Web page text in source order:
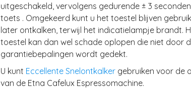
uitgeschakeld, vervolgens gedurende ± 3
toets . Omgekeerd kunt u het toestel blijven
later ontkalken, terwijl het indicatielampje brandt.
toestel kan dan wel schade oplopen die niet door
garantiebepalingen wordt gedekt.
U kunt Eccellente Snelontkalkergebruiken voor de
van de Etna Cafelux Espressomachine.